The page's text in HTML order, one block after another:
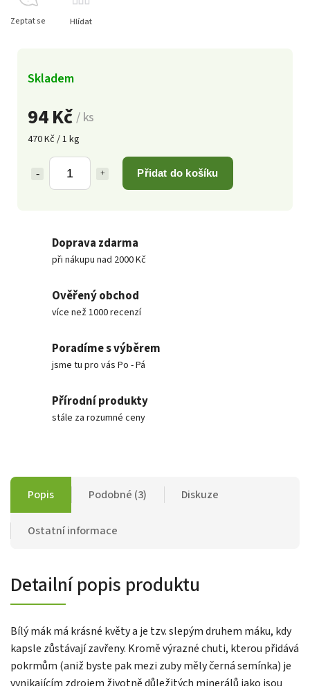
94 Kč/ ks
470 Kč / 1 kg
Přidat do košíku
Skladem
Zeptat se Hlídat
Doprava zdarma
při nákupu nad 2000 Kč
Ověřený obchod
více než 1000 recenzí
Poradíme s výběrem
jsme tu pro vás Po - Pá
Přírodní produkty
stále za rozumné ceny
Popis Podobné (3) Diskuze
Ostatní informace
Detailní popis produktu
Bílý mák má krásné květy a je tzv. slepým druhem máku, kdy
kapsle zůstávají zavřeny. Kromě výrazné chuti, kterou přidává
pokrmům (aniž byste pak mezi zuby měly černá semínka) je